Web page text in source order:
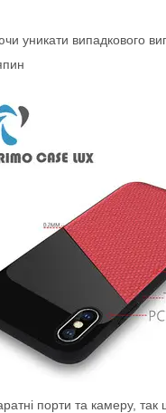
уникати випадкового
порти та камеру,